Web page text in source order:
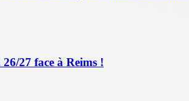
27 face à Reims !